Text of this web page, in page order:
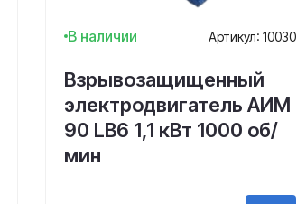
В наличии Артикул: 10030
Взрывозащищенный
электродвигатель АИМ
90 LВ6 1,1 кВт 1000 об/
мин